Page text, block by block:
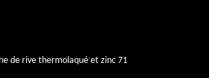
de rive thermolaqué et zinc 71